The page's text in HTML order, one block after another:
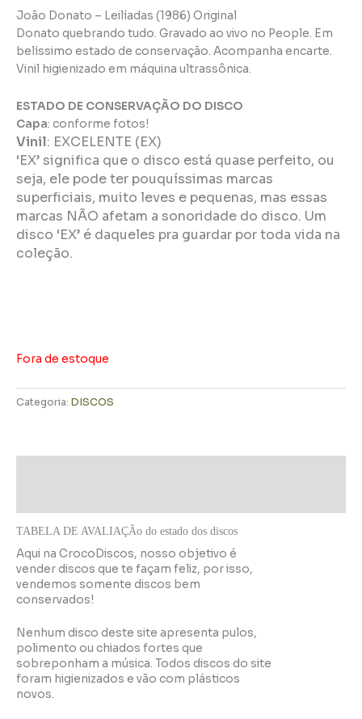
João Donato – Leilíadas (1986) Original
Donato quebrando tudo. Gravado ao vivo no People. Em
belíssimo estado de conservação. Acompanha encarte.
Vinil higienizado em máquina ultrassônica.
ESTADO DE CONSERVAÇÃO DO DISCO
Capa: conforme fotos!
Vinil: EXCELENTE (EX)
‘EX’ significa que o disco está quase perfeito, ou
seja, ele pode ter pouquíssimas marcas
superficiais, muito leves e pequenas, mas essas
marcas NÃO afetam a sonoridade do disco. Um
disco ‘EX’ é daqueles pra guardar por toda vida na
coleção.
Fora de estoque
Categoria: DISCOS
TABELA DE AVALIAÇÃo do estado dos discos
Aqui na CrocoDiscos, nosso objetivo é
vender discos que te façam feliz, por isso,
vendemos somente discos bem
conservados!
Nenhum disco deste site apresenta pulos,
polimento ou chiados fortes que
sobreponham a música. Todos discos do site
foram higienizados e vão com plásticos
novos.